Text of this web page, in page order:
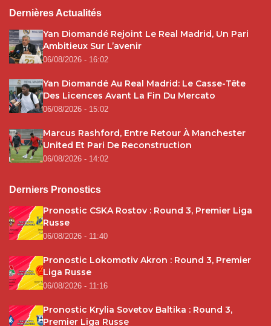
Dernières Actualités
Yan Diomandé Rejoint Le Real Madrid, Un Pari
Ambitieux Sur L’avenir
06/08/2026 - 16:02
Yan Diomandé Au Real Madrid: Le Casse-Tête
Des Licences Avant La Fin Du Mercato
06/08/2026 - 15:02
Marcus Rashford, Entre Retour À Manchester
United Et Pari De Reconstruction
06/08/2026 - 14:02
Derniers Pronostics
Pronostic CSKA Rostov : Round 3, Premier Liga
Russe
06/08/2026 - 11:40
Pronostic Lokomotiv Akron : Round 3, Premier
Liga Russe
06/08/2026 - 11:16
Pronostic Krylia Sovetov Baltika : Round 3,
Premier Liga Russe